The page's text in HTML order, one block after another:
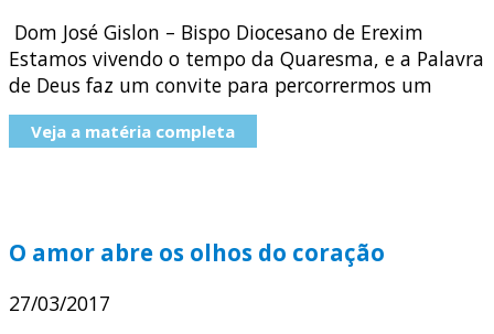
Dom José Gislon – Bispo Diocesano de Erexim
Estamos vivendo o tempo da Quaresma, e a Palavra
de Deus faz um convite para percorrermos um
Veja a matéria completa
O amor abre os olhos do coração
27/03/2017